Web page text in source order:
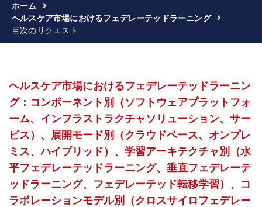
ホーム
ヘルスケア市場におけるフェデレーテッドラーニング
目次のリクエスト
ヘルスケア市場におけるフェデレーテッドラーニン
グ：コンポーネント別（ソフトウェアプラットフォ
ーム、インフラストラクチャソリューション、サー
ビス）、展開モード別（クラウドベース、オンプレ
ミス、ハイブリッド）、学習アーキテクチャ別（水
平フェデレーテッドラーニング、垂直フェデレーテ
ッドラーニング、フェデレーテッド転移学習）、コ
ラボレーションモデル別（クロスサイロフェデレー